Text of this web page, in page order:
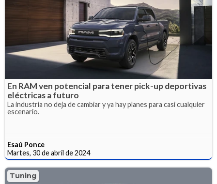
En RAM ven potencial para tener pick-up deportivas
eléctricas a futuro
La industria no deja de cambiar y ya hay planes para casi cualquier
escenario.
Esaú Ponce
Martes, 30 de abril de 2024
Tuning